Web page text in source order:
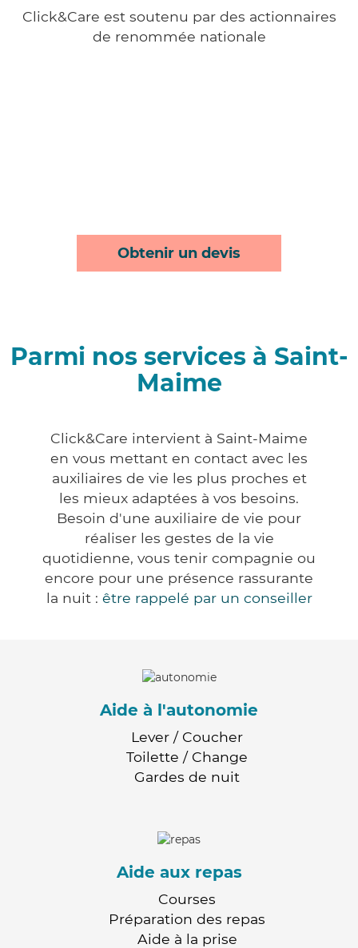
Click&Care est soutenu par des actionnaires
de renommée nationale
Obtenir un devis
Parmi nos services à Saint-
Maime
Click&Care intervient à Saint-Maime
en vous mettant en contact avec les
auxiliaires de vie les plus proches et
les mieux adaptées à vos besoins.
Besoin d'une auxiliaire de vie pour
réaliser les gestes de la vie
quotidienne, vous tenir compagnie ou
encore pour une présence rassurante
la nuit : être rappelé par un conseiller
Aide à l'autonomie
Lever / Coucher
Toilette / Change
Gardes de nuit
Aide aux repas
Courses
Préparation des repas
Aide à la prise